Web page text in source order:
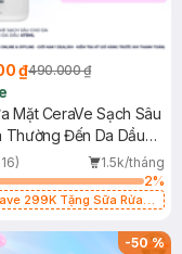
₫490.000 ₫
Mặt CeraVe Sạch Sâu
Thường Đến Da Dầu
1.5k/tháng
2%
299K Tặng Sữa Rửa
-50%